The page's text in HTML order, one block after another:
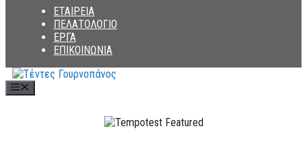
ΕΤΑΙΡΕΙΑ
ΠΕΛΑΤΟΛΟΓΙΟ
ΕΡΓΑ
ΕΠΙΚΟΙΝΩΝΙΑ